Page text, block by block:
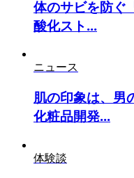
体のサビを防ぐ
酸化スト...
ニュース
肌の印象は、男
化粧品開発...
体験談